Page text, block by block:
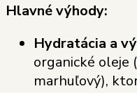
Hlavné výhody:
Hydratácia a
organické oleje
marhuľový),